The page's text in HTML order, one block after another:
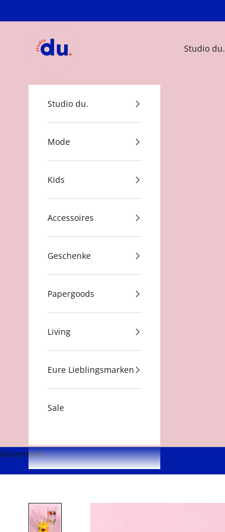
Studio du.
Studio du.
Mode
Kids
Accessoires
Geschenke
Papergoods
Living
Eure Lieblingsmarken
Sale
Warenkorb